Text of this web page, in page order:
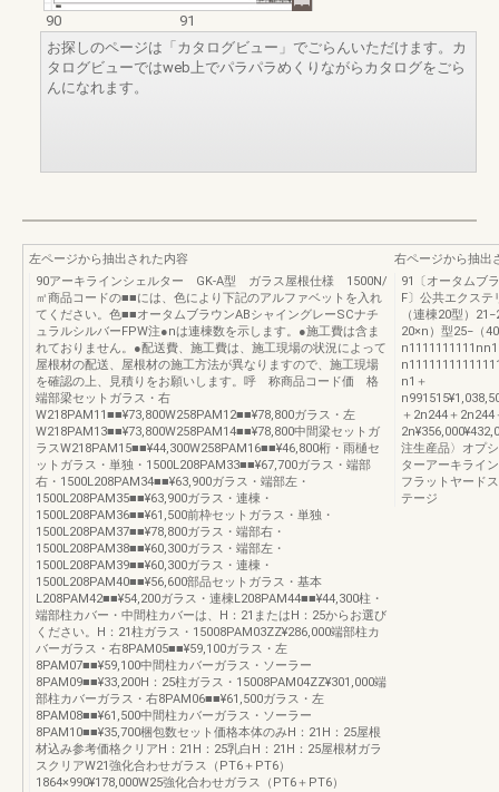
90
91
お探しのページは「カタログビュー」でごらんいただけます。カ
タログビューではweb上でパラパラめくりながらカタログをごら
んになれます。
左ページから抽出された内容
90アーキラインシェルター GK-A型 ガラス屋根仕様 1500N/
㎡商品コードの■■には、色により下記のアルファベットを入れ
てください。色■■オータムブラウンABシャイングレーSCナチ
ュラルシルバーFPW注●nは連棟数を示します。●施工費は含ま
れておりません。●配送費、施工費は、施工現場の状況によって
屋根材の配送、屋根材の施工方法が異なりますので、施工現場
を確認の上、見積りをお願いします。呼 称商品コード価 格
端部梁セットガラス・右
W218PAM11■■¥73,800W258PAM12■■¥78,800ガラス・左
W218PAM13■■¥73,800W258PAM14■■¥78,800中間梁セットガ
ラスW218PAM15■■¥44,300W258PAM16■■¥46,800桁・雨樋セ
ットガラス・単独・1500L208PAM33■■¥67,700ガラス・端部
右・1500L208PAM34■■¥63,900ガラス・端部左・
1500L208PAM35■■¥63,900ガラス・連棟・
1500L208PAM36■■¥61,500前枠セットガラス・単独・
1500L208PAM37■■¥78,800ガラス・端部右・
1500L208PAM38■■¥60,300ガラス・端部左・
1500L208PAM39■■¥60,300ガラス・連棟・
1500L208PAM40■■¥56,600部品セットガラス・基本
L208PAM42■■¥54,200ガラス・連棟L208PAM44■■¥44,300柱・
端部柱カバー・中間柱カバーは、H：21またはH：25からお選び
ください。H：21柱ガラス・15008PAM03ZZ¥286,000端部柱カ
バーガラス・右8PAM05■■¥59,100ガラス・左
8PAM07■■¥59,100中間柱カバーガラス・ソーラー
8PAM09■■¥33,200H：25柱ガラス・15008PAM04ZZ¥301,000端
部柱カバーガラス・右8PAM06■■¥61,500ガラス・左
8PAM08■■¥61,500中間柱カバーガラス・ソーラー
8PAM10■■¥35,700梱包数セット価格本体のみH：21H：25屋根
材込み参考価格クリアH：21H：25乳白H：21H：25屋根材ガラ
スクリアW21強化合わせガラス（PT6＋PT6）
1864×990¥178,000W25強化合わせガラス（PT6＋PT6）
右ページから抽出
91〔オータムブ
F〕公共エクステ
（連棟20型）
20×n）型25−（
n1＋
＋2n244＋2n244
注生産品〉オプ
ターアーキライ
フラットヤード
テージ